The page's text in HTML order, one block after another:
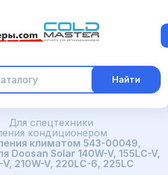
Найти
Для спецтехники
кондиционером
климатом 543-00049,
Doosan Solar 140W-V, 155LC-V,
V, 210W-V, 220LC-6, 225LC